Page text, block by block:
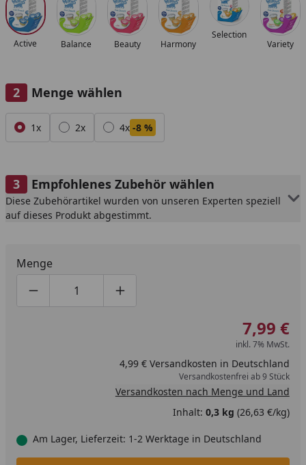
Active Balance Beauty Harmony
Selection
Variety
Menge wählen
Alle anzeigen (3)
1x 2x 4x -8 %
Empfohlenes Zubehör wählen
Diese Zubehörartikel wurden von unseren Experten speziell
auf dieses Produkt abgestimmt.
Menge
Produktmenge um eins verringern
Produktmenge manuell eingeben
Produktmenge um eins erhöhen
7,99 €
inkl. 7% MwSt.
4,99 € Versandkosten in Deutschland
Versandkostenfrei ab 9 Stück
Versandkosten nach Menge und Land
Inhalt: 0,3 kg (26,63 €/kg)
Am Lager, Lieferzeit: 1-2 Werktage in Deutschland